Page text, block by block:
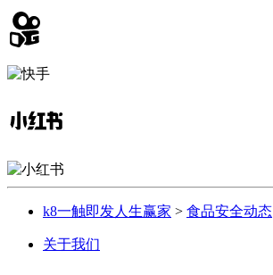
k8一触即发人生赢家 > 食品安全动态
关于我们